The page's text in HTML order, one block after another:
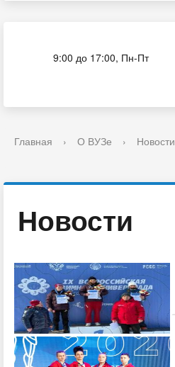
9:00 до 17:00, Пн-Пт
Главная › О ВУЗе › Новости
Новости